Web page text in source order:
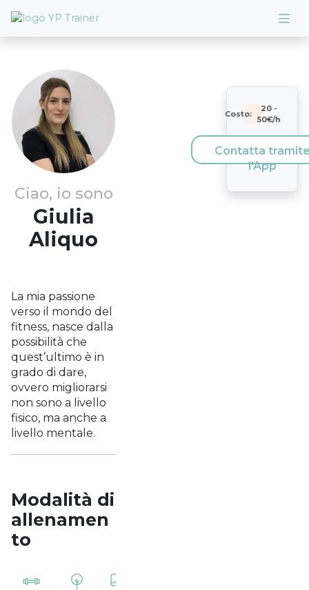
Ciao, io sono
Giulia
Aliquo
La mia passione
verso il mondo del
fitness, nasce dalla
possibilità che
quest’ultimo è in
grado di dare,
ovvero migliorarsi
non sono a livello
fisico, ma anche a
livello mentale.
Modalità di
allenamen
to
Costo:
20 -
50€/h
Contatta
l'App